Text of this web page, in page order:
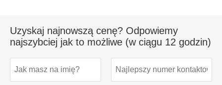
Uzyskaj najnowszą cenę? Odpowiemy
najszybciej jak to możliwe (w ciągu 12 godzin)